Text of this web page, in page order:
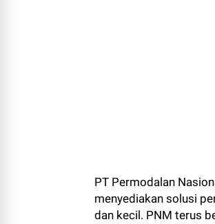
PT Permodalan
menyediakan solusi
dan kecil. PNM terus